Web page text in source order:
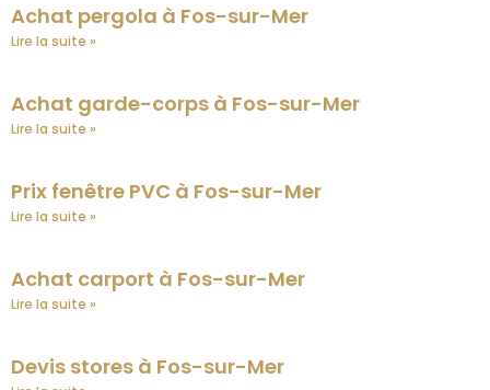
Achat pergola à Fos-sur-Mer
Lire la suite »
Achat garde-corps à Fos-sur-Mer
Lire la suite »
Prix fenêtre PVC à Fos-sur-Mer
Lire la suite »
Achat carport à Fos-sur-Mer
Lire la suite »
Devis stores à Fos-sur-Mer